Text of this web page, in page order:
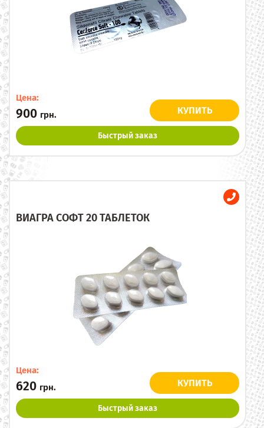
Цена:
900 грн. КУПИТЬ
Быстрый заказ
ВИАГРА СОФТ 20 ТАБЛЕТОК
Цена:
620 грн. КУПИТЬ
Быстрый заказ